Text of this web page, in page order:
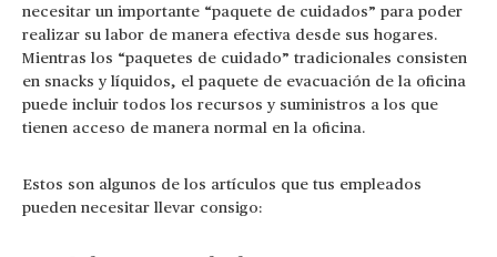
necesitar un importante “paquete de cuidados” para poder
realizar su labor de manera efectiva desde sus hogares.
Mientras los “paquetes de cuidado” tradicionales consisten
en snacks y líquidos, el paquete de evacuación de la oficina
puede incluir todos los recursos y suministros a los que
tienen acceso de manera normal en la oficina.
Estos son algunos de los artículos que tus empleados
pueden necesitar llevar consigo: